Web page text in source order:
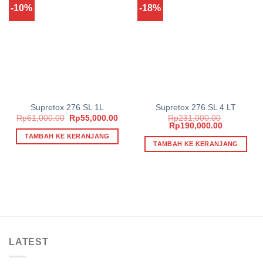
-10%
Supretox 276 SL 1L
Rp61,000.00
Harga
aslinya
adalah:
Rp61,000.00.
Rp55,000.00Harga
Rp55,000.00.
TAMBAH KE KERANJANG
-18%
Supretox 276 SL 4 LT
Rp231,000.00
Harga
aslinya
adalah:
Rp231,000.00.
Rp190,000.00Harga
ini
adalah:
TAMBAH KE KERANJANG
LATEST